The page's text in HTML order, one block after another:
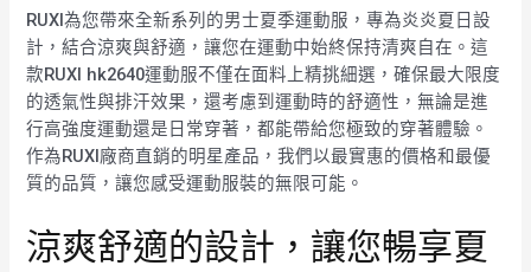
RUXI為您帶來全新系列的男士夏季運動服，專為炎炎夏日設
計，結合涼爽與舒適，讓您在運動中始終保持清爽自在。這
款RUXI hk2640運動服不僅在面料上精挑細選，確保最大限度
的透氣性與排汗效果，還考慮到運動時的舒適性，無論是進
行高強度運動還是日常穿著，都能帶給您極致的穿著體驗。
作為RUXI廠商直銷的明星產品，我們以最實惠的價格和最優
質的品質，讓您感受運動服裝的無限可能。
涼爽舒適的設計，讓您暢享夏